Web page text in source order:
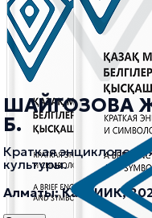
ШАЙГОЗОВА
Б.
Краткая
культуры.
Алматы: КазНИИК,